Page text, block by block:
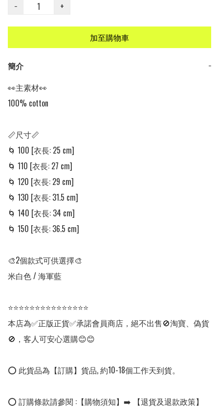
−
+
加至購物車
簡介
−
👀主素材👀
100% cotton
📏尺寸📏
🌀 100 [衣長: 25 cm]
🌀 110 [衣長: 27 cm]
🌀 120 [衣長: 29 cm]
🌀 130 [衣長: 31.5 cm]
🌀 140 [衣長: 34 cm]
🌀 150 [衣長: 36.5 cm]
🎨2個款式可供選擇🎨
米白色 / 海軍藍
⭐⭐⭐⭐⭐⭐⭐⭐⭐⭐⭐⭐⭐⭐⭐
本店為✅正版正貨✅承諾會員商店，絕不出售🚫淘寶、偽貨
🚫，客人可安心選購😊😊
⭕ 此貨品為【訂購】貨品, 約10-18個工作天到貨。
⭕ 訂購條款請參閱 :【購物須知】➡️ 【退貨及退款政策】